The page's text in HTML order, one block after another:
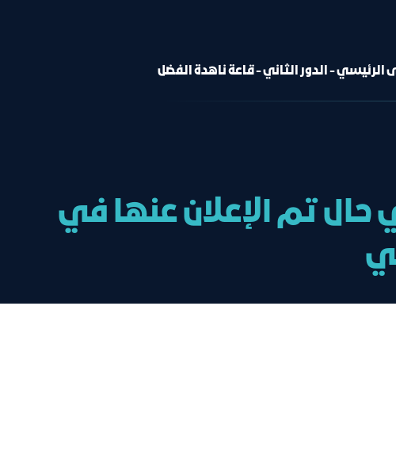
الرئيسي - الدور الثاني - قاعة ناهدة الفضل
تم الإعلان عنها في